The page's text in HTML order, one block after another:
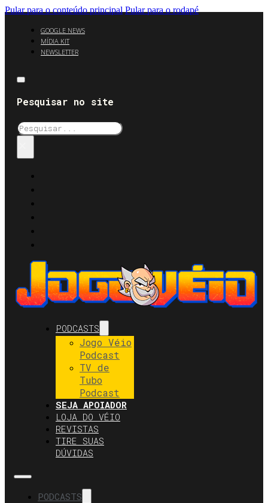
Pular para o conteúdo principal Pular para o rodapé
GOOGLE NEWS
MÍDIA KIT
NEWSLETTER
Pesquisar no site
Pesquisar
PODCASTS
Jogo Véio
Podcast
TV de
Tubo
Podcast
SEJA APOIADOR
LOJA DO VÉIO
REVISTAS
TIRE SUAS
DÚVIDAS
PODCASTS